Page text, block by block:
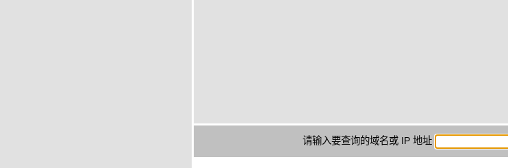
请输入要查询的域名或 IP 地址